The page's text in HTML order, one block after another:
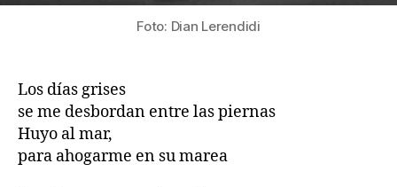
Foto: Dian Lerendidi
Los días grises
se me desbordan entre las piernas
Huyo al mar,
para ahogarme en su marea